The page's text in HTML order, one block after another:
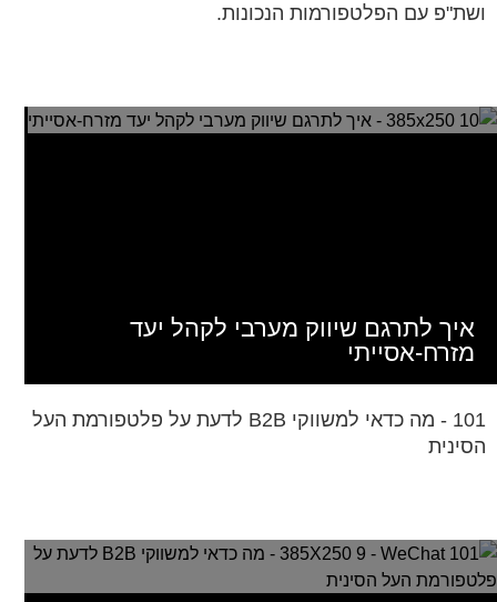
ושת"פ עם הפלטפורמות הנכונות.
איך לתרגם שיווק מערבי לקהל יעד
מזרח-אסייתי
101 - מה כדאי למשווקי B2B לדעת על פלטפורמת העל
הסינית